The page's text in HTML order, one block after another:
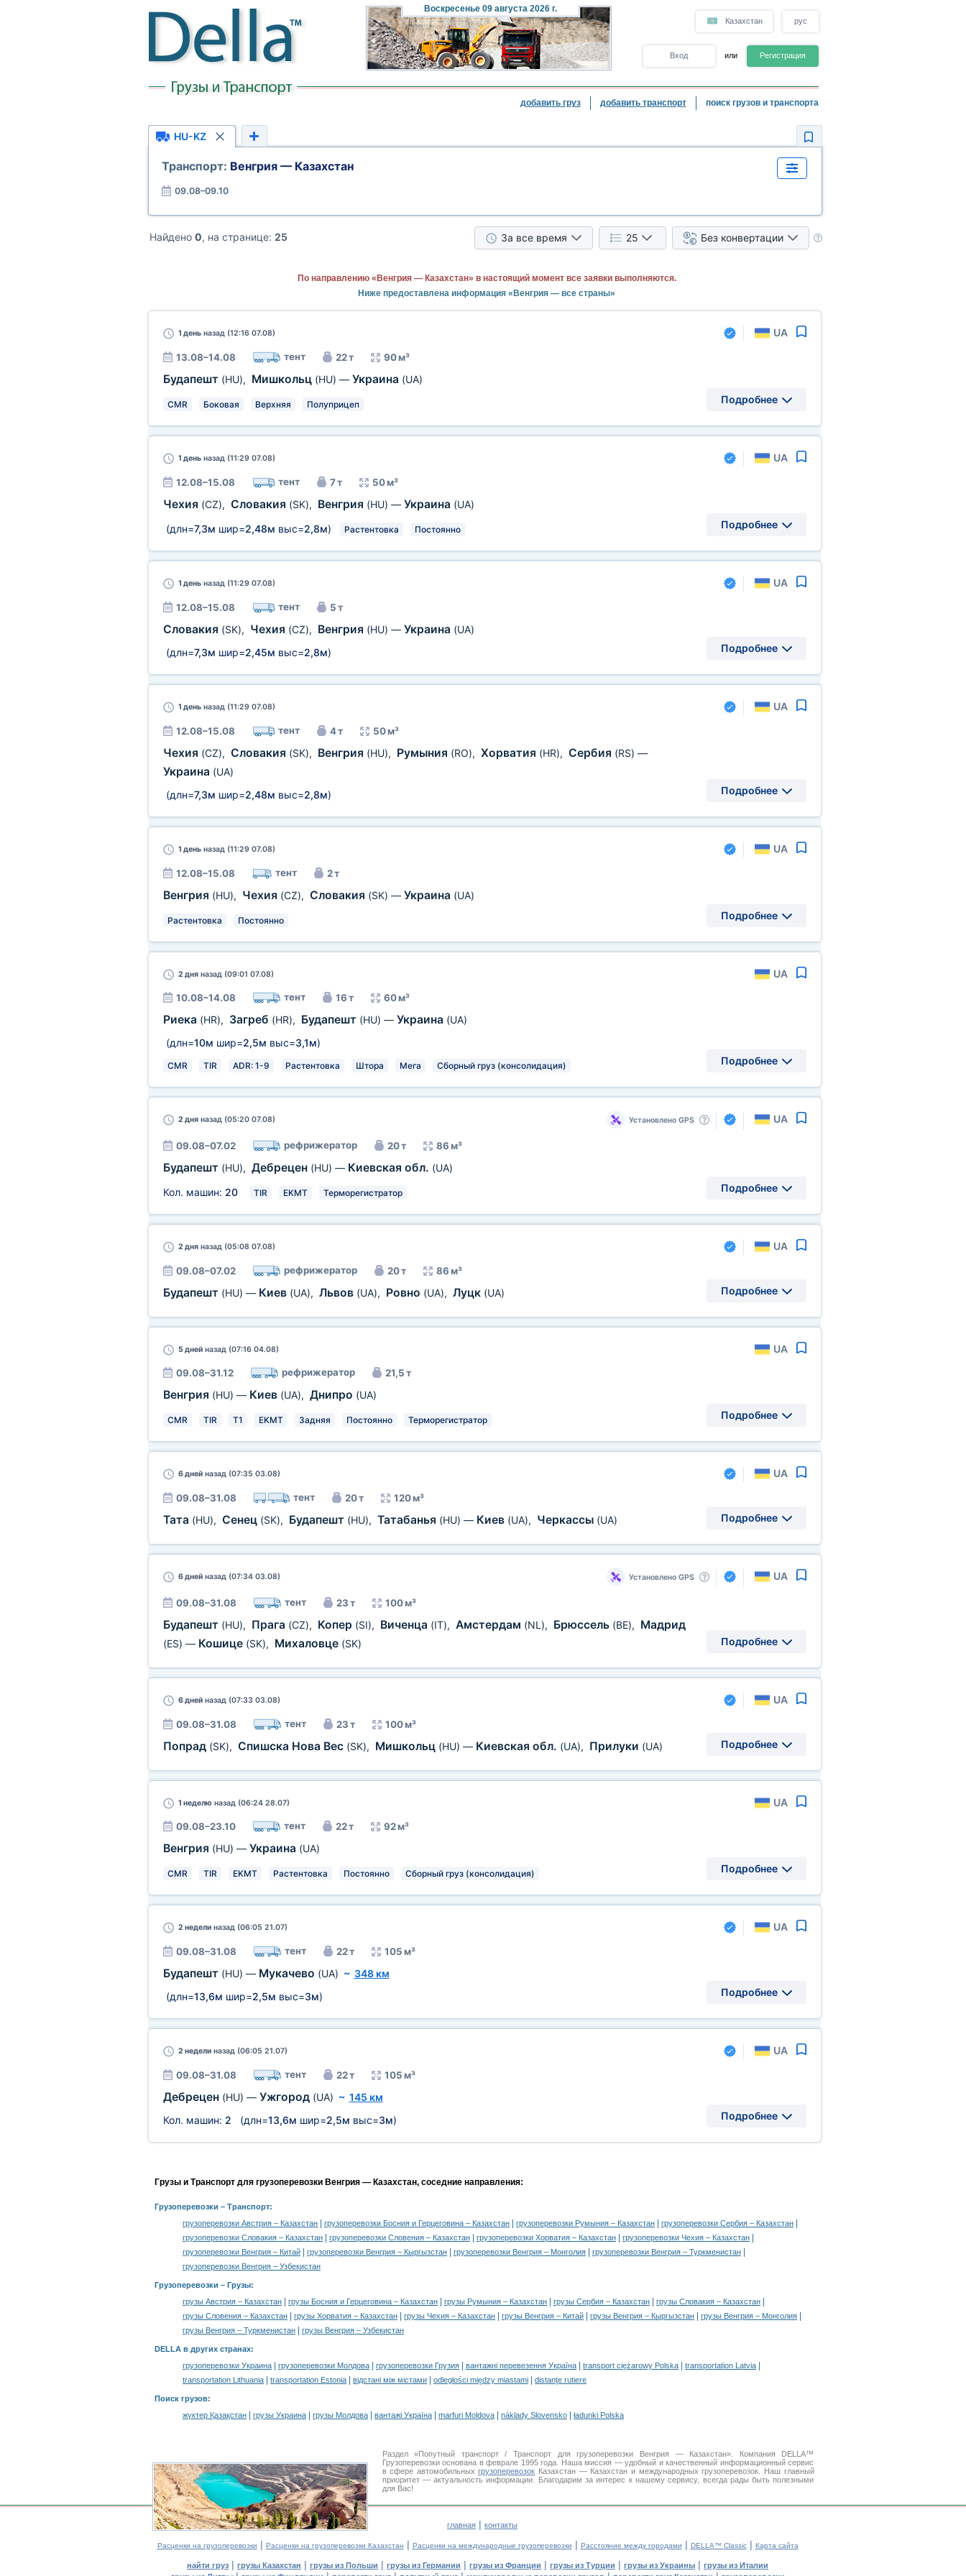
Воскресенье09 августа 2026 г.
Казахстан рус
Вход или Регистрация
добавить груз добавить транспорт поиск грузов и транспорта
HU-KZ
Транспорт: Венгрия — Казахстан
09.08–09.10
Найдено 0, на странице: 25 За все время 25 Без конвертации
По направлению «Венгрия — Казахстан» в настоящий момент все заявки выполняются.
Ниже предоставлена информация «Венгрия — все страны»
1 деньназад (12:16 07.08) UA
13.08–14.08 тент 22 т 90 м³
Будапешт (HU), Мишкольц (HU) — Украина (UA)
CMR Боковая Верхняя Полуприцеп Подробнее
1 деньназад (11:29 07.08) UA
12.08–15.08 тент 7 т 50 м³
Чехия (CZ), Словакия (SK), Венгрия (HU) — Украина (UA)
(длн=7,3м шир=2,48м выс=2,8м) Растентовка Постоянно Подробнее
1 деньназад (11:29 07.08) UA
12.08–15.08 тент 5 т
Словакия (SK), Чехия (CZ), Венгрия (HU) — Украина (UA)
(длн=7,3м шир=2,45м выс=2,8м) Подробнее
1 деньназад (11:29 07.08) UA
12.08–15.08 тент 4 т 50 м³
Чехия (CZ), Словакия (SK), Венгрия (HU), Румыния (RO), Хорватия (HR), Сербия (RS) —
Украина (UA)
(длн=7,3м шир=2,48м выс=2,8м) Подробнее
1 деньназад (11:29 07.08) UA
12.08–15.08 тент 2 т
Венгрия (HU), Чехия (CZ), Словакия (SK) — Украина (UA)
Растентовка Постоянно Подробнее
2 дняназад (09:01 07.08) UA
10.08–14.08 тент 16 т 60 м³
Риека (HR), Загреб (HR), Будапешт (HU) — Украина (UA)
(длн=10м шир=2,5м выс=3,1м)
CMR TIR ADR: 1-9 Растентовка Штора Мега Сборный груз (консолидация) Подробнее
2 дняназад (05:20 07.08) Установлено GPS UA
09.08–07.02 рефрижератор 20 т 86 м³
Будапешт (HU), Дебрецен (HU) — Киевская обл. (UA)
Кол. машин: 20 TIR EKMT Терморегистратор Подробнее
2 дняназад (05:08 07.08) UA
09.08–07.02 рефрижератор 20 т 86 м³
Будапешт (HU) — Киев (UA), Львов (UA), Ровно (UA), Луцк (UA) Подробнее
5 днейназад (07:16 04.08) UA
09.08–31.12 рефрижератор 21,5 т
Венгрия (HU) — Киев (UA), Днипро (UA)
CMR TIR T1 EKMT Задняя Постоянно Терморегистратор Подробнее
6 днейназад (07:35 03.08) UA
09.08–31.08 тент 20 т 120 м³
Тата (HU), Сенец (SK), Будапешт (HU), Татабанья (HU) — Киев (UA), Черкассы (UA) Подробнее
6 днейназад (07:34 03.08) Установлено GPS UA
09.08–31.08 тент 23 т 100 м³
Будапешт (HU), Прага (CZ), Копер (SI), Виченца (IT), Амстердам (NL), Брюссель (BE), Мадрид
(ES) — Кошице (SK), Михаловце (SK) Подробнее
6 днейназад (07:33 03.08) UA
09.08–31.08 тент 23 т 100 м³
Попрад (SK), Спишска Нова Вес (SK), Мишкольц (HU) — Киевская обл. (UA), Прилуки (UA) Подробнее
1 неделюназад (06:24 28.07) UA
09.08–23.10 тент 22 т 92 м³
Венгрия (HU) — Украина (UA)
CMR TIR EKMT Растентовка Постоянно Сборный груз (консолидация) Подробнее
2 неделиназад (06:05 21.07) UA
09.08–31.08 тент 22 т 105 м³
Будапешт (HU) — Мукачево (UA) ~ 348 км
(длн=13,6м шир=2,5м выс=3м) Подробнее
2 неделиназад (06:05 21.07) UA
09.08–31.08 тент 22 т 105 м³
Дебрецен (HU) — Ужгород (UA) ~ 145 км
Кол. машин: 2 (длн=13,6м шир=2,5м выс=3м) Подробнее
Грузы и Транспорт для грузоперевозки Венгрия — Казахстан, соседние направления:
Грузоперевозки – Транспорт:
грузоперевозки Австрия – Казахстан
грузоперевозки Босния и Герцеговина – Казахстан грузоперевозки Румыния – Казахстан грузоперевозки Сербия – Казахстан
грузоперевозки Словакия – Казахстан грузоперевозки Словения – Казахстан грузоперевозки Хорватия – Казахстан грузоперевозки Чехия – Казахстан
грузоперевозки Венгрия – Китай грузоперевозки Венгрия – Кыргызстан грузоперевозки Венгрия – Монголия грузоперевозки Венгрия – Туркменистан
грузоперевозки Венгрия – Узбекистан
Грузоперевозки – Грузы:
грузы Австрия – Казахстан
грузы Босния и Герцеговина – Казахстан грузы Румыния – Казахстан грузы Сербия – Казахстан грузы Словакия – Казахстан
грузы Словения – Казахстан грузы Хорватия – Казахстан грузы Чехия – Казахстан грузы Венгрия – Китай грузы Венгрия – Кыргызстан грузы Венгрия – Монголия
грузы Венгрия – Туркменистан грузы Венгрия – Узбекистан
DELLA в других странах:
грузоперевозки Украина
грузоперевозки Молдова грузоперевозки Грузия вантажні перевезення Україна transport ciężarowy Polska transportation Latvia
transportation Lithuania transportation Estonia відстані між містами odległości między miastami distanţe rutiere
Поиск грузов:
жүктер Қазақстан
грузы Украина грузы Молдова вантажі Україна marfuri Moldova náklady Slovensko ładunki Polska
Раздел «Попутный транспорт / Транспорт для грузоперевозки Венгрия — Казахстан». Компания DELLA™
Грузоперевозки основана в феврале 1995 года. Наша миссия — удобный и качественный информационный сервис
в сфере автомобильныхгрузоперевозок Казахстан — Казахстан и международных грузоперевозок. Наш главный
приоритет — актуальность информации. Благодарим за интерес к нашему сервису, всегда рады быть полезными
для Вас!
главная | контакты
Расценки на грузоперевозки | Расценки на грузоперевозки Казахстан | Расценки на международные грузоперевозки | Расстояние между городами | DELLA™ Classic| Карта сайта
найти груз | грузы Казахстан | грузы из Польши | грузы из Германии | грузы из Франции | грузы из Турции | грузы из Украины | грузы из Италии